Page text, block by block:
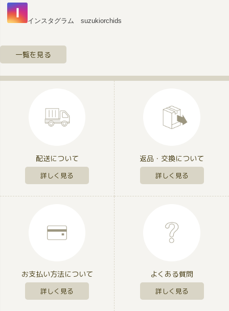
インスタグラム suzukiorchids
一覧を見る
配送について
詳しく見る
返品・交換について
詳しく見る
お支払い方法について
詳しく見る
よくある質問
詳しく見る